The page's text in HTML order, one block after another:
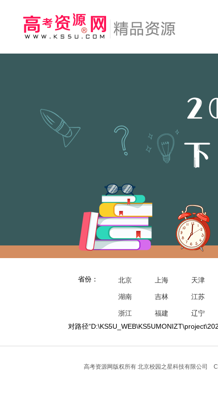
省份： 北京 上海 天津
湖南 吉林 江苏
浙江 福建
辽宁
对路径
高考资源网版权所有 北京校园之星科技有限公司